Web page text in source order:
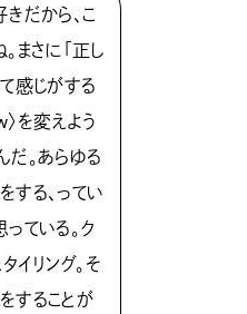
だから、こ
まさに「正し
感じがする
を変えよう
。あらゆる
する、ってい
ている。ク
イリング。そ
することが